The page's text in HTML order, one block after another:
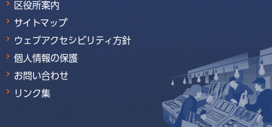
区役所案内
サイトマップ
ウェブアクセシビリティ方針
個人情報の保護
お問い合わせ
リンク集